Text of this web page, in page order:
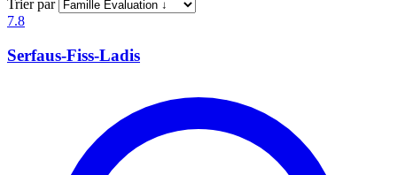
Trier par
7.8
Serfaus-Fiss-Ladis